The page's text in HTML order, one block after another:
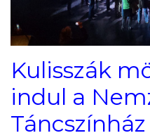
Kulisszák
indul a